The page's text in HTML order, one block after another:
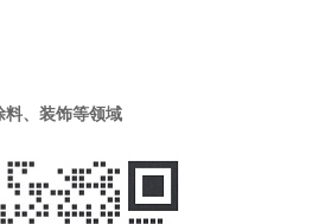
料、装饰等领域